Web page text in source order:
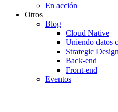
En acción
Otros
Blog
Cloud Native
Uniendo datos
Strategic Design
Back-end
Front-end
Eventos